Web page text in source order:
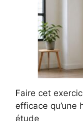
Faire cet
efficace qu’une
étude